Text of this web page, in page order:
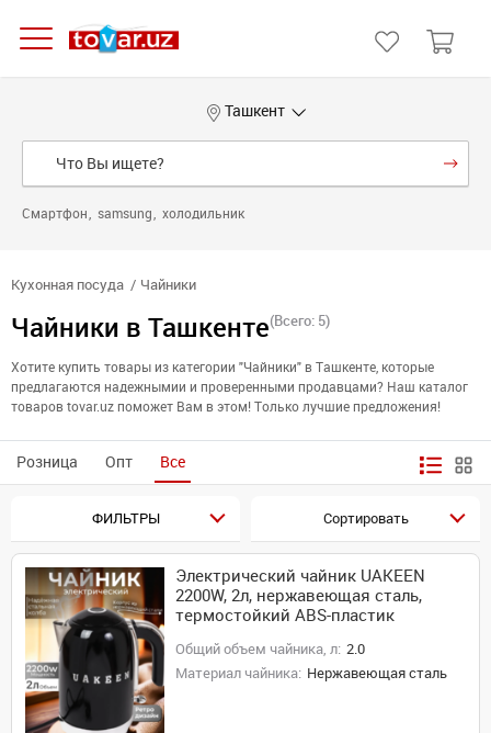
Ташкент
Смартфон samsung холодильник
Кухонная посуда Чайники
Чайники в Ташкенте(Всего: 5)
Хотите купить товары из категории "Чайники" в Ташкенте, которые
предлагаются надежнымии и проверенными продавцами? Наш каталог
товаров tovar.uz поможет Вам в этом! Только лучшие предложения!
Розница Опт Все
ФИЛЬТРЫ Сортировать
Электрический чайник UAKEEN
2200W, 2л, нержавеющая сталь,
термостойкий ABS-пластик
Общий объем чайника, л: 2.0
Материал чайника: Нержавеющая сталь